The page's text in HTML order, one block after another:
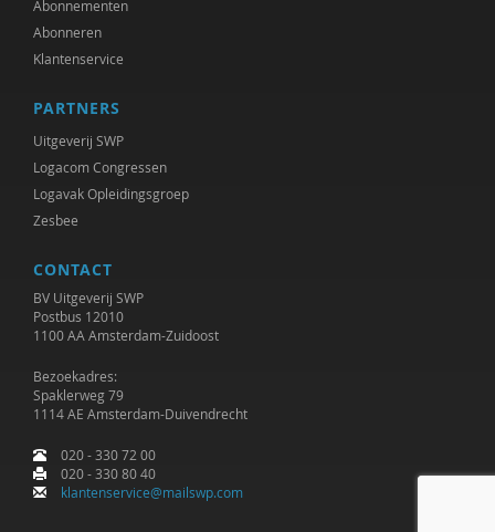
Gerard Drosterij
Tonja van den Ende
Hans van Ewijk
Anne Goossensen
Ingrid Groot
Iris Hartog
Henriette Hoogenkamp
Marjan Houkes
Abonnementen
Abonneren
Klantenservice
PARTNERS
Uitgeverij SWP
Logacom Congressen
Logavak Opleidingsgroep
Zesbee
CONTACT
BV Uitgeverij SWP
Postbus 12010
1100 AA Amsterdam-Zuidoost
Bezoekadres:
Spaklerweg 79
1114 AE Amsterdam-Duivendrecht
020 - 330 72 00
020 - 330 80 40
klantenservice@mailswp.com